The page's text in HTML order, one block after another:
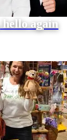
again